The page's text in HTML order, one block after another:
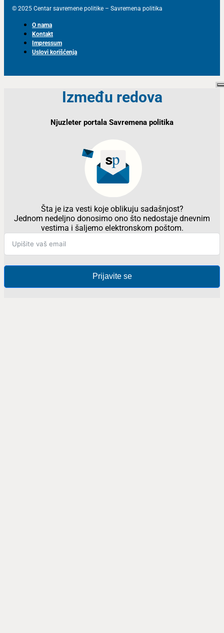
© 2025 Centar savremene politike – Savremena politika
O nama
Kontakt
Impressum
Uslovi korišćenja
Između redova
Njuzleter portala Savremena politika
Šta je iza vesti koje oblikuju sadašnjost?
Jednom nedeljno donosimo ono što nedostaje dnevnim
vestima i šaljemo elektronskom poštom.
Prijavite se